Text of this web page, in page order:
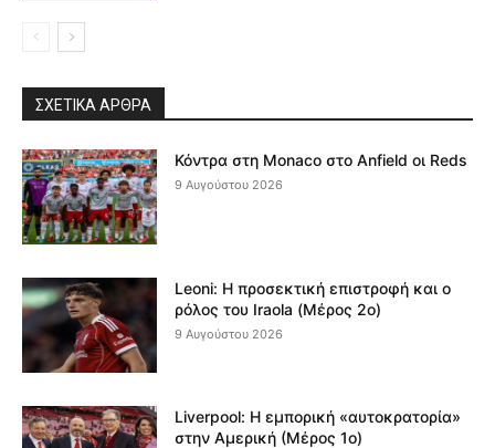
ΣΧΕΤΙΚΆ ΆΡΘΡΑ
Κόντρα στη Monaco στο Anfield οι Reds
9 Αυγούστου 2026
Leoni: Η προσεκτική επιστροφή και ο
ρόλος του Iraola (Μέρος 2ο)
9 Αυγούστου 2026
Liverpool: Η εμπορική «αυτοκρατορία»
στην Αμερική (Μέρος 1ο)